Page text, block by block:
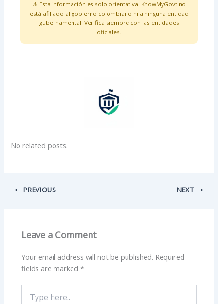
⚠️ Esta información es solo orientativa. KnowMyGovt no
está afiliado al gobierno colombiano ni a ninguna entidad
gubernamental. Verifica siempre con las entidades
oficiales.
No related posts.
PREVIOUS NEXT
Leave a Comment
Your email address will not be published. Required
fields are marked*
here..